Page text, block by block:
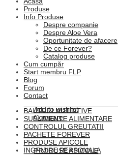
Add to wishlist
Compare
Quick View
PRODUSE APICOLE
Produse
Info Produse
Despre companie
Despre Aloe Vera
Oportunitate de afacere
De ce Forever?
Catalog produse
Cum cumpăr
Start membru FLP
Blog
Forum
Contact
BAUTURI NUTRITIVE
SUPLIMENTE ALIMENTARE
CONTROLUL GREUTATII
PACHETE FOREVER
PRODUSE APICOLE
INGRIJIRE PERSONALA